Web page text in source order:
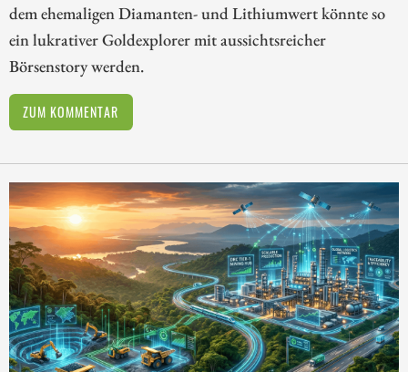
dem ehemaligen Diamanten- und Lithiumwert könnte so
ein lukrativer Goldexplorer mit aussichtsreicher
Börsenstory werden.
ZUM KOMMENTAR